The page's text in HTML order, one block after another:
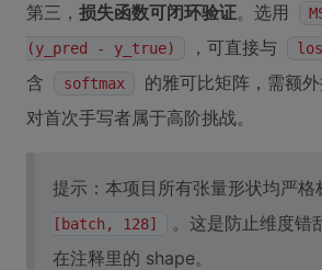
第三， 损失函数可闭环验证。选用
(y_pred - y_true)
，可直接与
含
softmax 的雅可比矩阵，需额
对首次手写者属于高阶挑战。
提示：本项目所有张量形状均严格
[batch, 128]
。这是防止维度
在注释里的 shape。